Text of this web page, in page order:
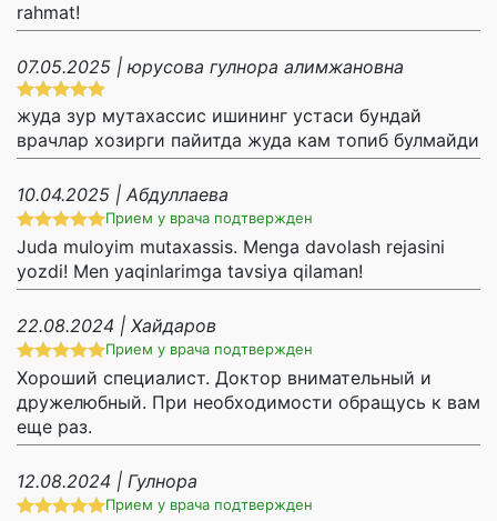
rahmat!
07.05.2025 | юрусова гулнора алимжановна
жуда зур мутахассис ишининг устаси бундай
врачлар хозирги пайитда жуда кам топиб булмайди
10.04.2025 | Абдуллаева
Прием у врача подтвержден
Juda muloyim mutaxassis. Menga davolash rejasini
yozdi! Men yaqinlarimga tavsiya qilaman!
22.08.2024 | Хайдаров
Прием у врача подтвержден
Хороший специалист. Доктор внимательный и
дружелюбный. При необходимости обращусь к вам
еще раз.
12.08.2024 | Гулнора
Прием у врача подтвержден